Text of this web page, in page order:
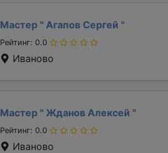
Мастер " Агапов Сергей "
Рейтинг: 0.0
Иваново
Мастер " Жданов Алексей "
Рейтинг: 0.0
Иваново